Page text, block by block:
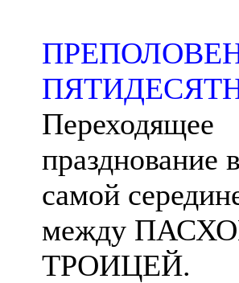
Переходящее
празднование в
самой
между
ТРОИЦЕЙ.